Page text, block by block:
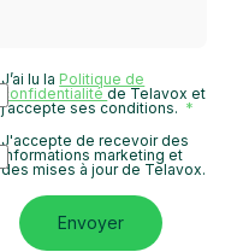
J’ai lu la Politique de
confidentialitéde Telavox et
j’accepte ses conditions.
J'accepte de recevoir des
informations marketing et
des mises à jour de Telavox.
Envoyer